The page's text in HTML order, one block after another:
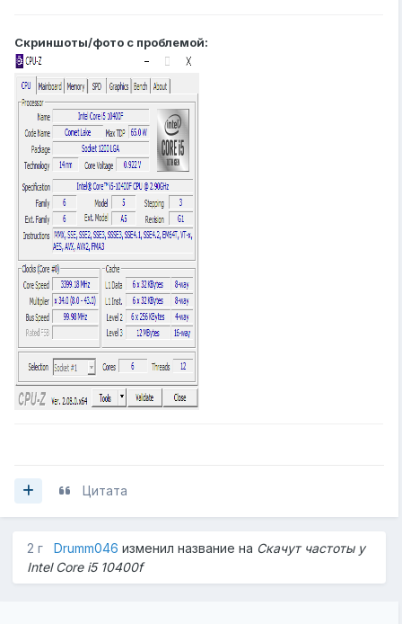
Скриншоты/фото с проблемой:
Цитата
2 г Drumm046 изменил название на Скачут частоты у
Intel Core i5 10400f